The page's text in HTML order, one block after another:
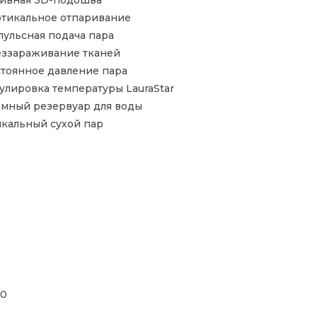
отпаривание
подача пара
тканей
давление пара
температуры LauraStar
резервуар для воды
сухой пар